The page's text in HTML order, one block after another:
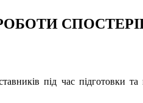
під час підготовки